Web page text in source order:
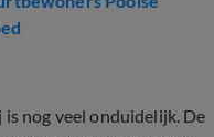
nog veel onduidelijk. De